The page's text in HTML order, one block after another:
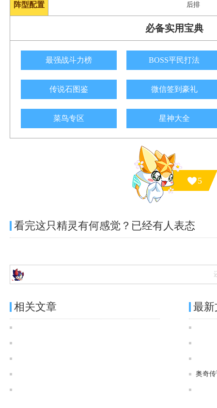
阵型配置 后排
必备实用宝典
最强战斗力榜 BOSS平民打法
传说石图鉴 微信签到豪礼
菜鸟专区 星神大全
5
看完这只精灵有何感觉？已经有人表态
相关文章 最
奥奇